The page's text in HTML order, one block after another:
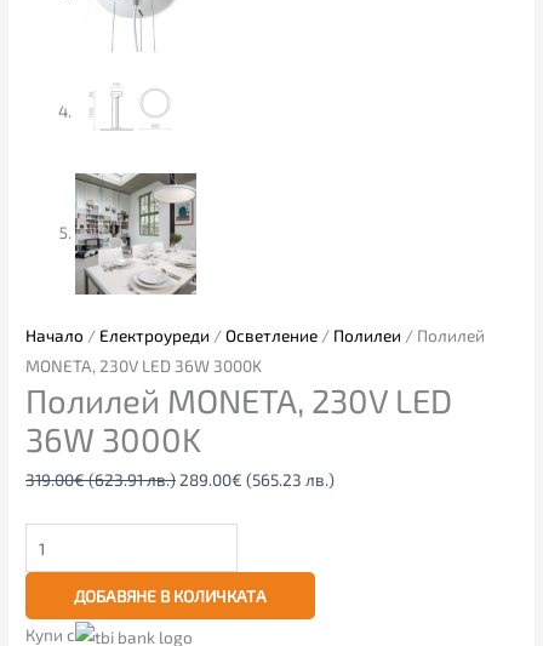
Начало / Електроуреди /Осветление / Полилеи / Полилей
MONETA, 230V LED 36W 3000K
Полилей MONETA, 230V LED
36W 3000K
319.00€(623.91 лв.) 289.00€ (565.23 лв.)
ДОБАВЯНЕ В КОЛИЧКАТА
Купи с